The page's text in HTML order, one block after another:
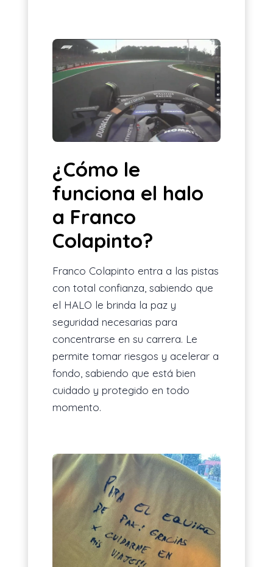
¿Cómo le
funciona el halo
a Franco
Colapinto?
Franco Colapinto entra a las pistas
con total confianza, sabiendo que
el HALO le brinda la paz y
seguridad necesarias para
concentrarse en su carrera. Le
permite tomar riesgos y acelerar a
fondo, sabiendo que está bien
cuidado y protegido en todo
momento.